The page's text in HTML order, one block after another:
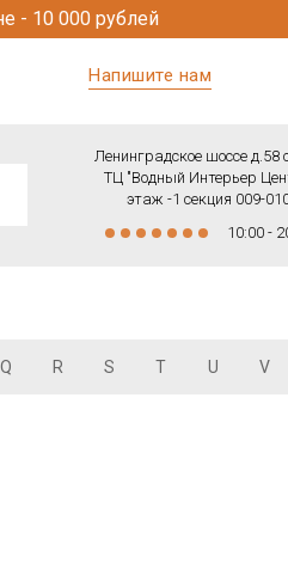
- 10 000 рублей
Напишите нам
Ленинградское шоссе д.58
ТЦ "Водный Интерьер
этаж -1 секция 009-
10:00 -
Q R S T U V